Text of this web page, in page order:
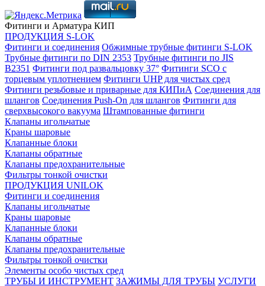
Фитинги и Арматура КИП
ПРОДУКЦИЯ S-LOK
Фитинги и соединения Обжимные трубные фитинги S-LOK
Трубные фитинги по DIN 2353 Трубные фитинги по JIS
B2351 Фитинги под развальцовку 37° Фитинги SCO с
торцевым уплотнением Фитинги UHP для чистых сред
Фитинги резьбовые и приварные для КИПиА Соединения для
шлангов Соединения Push-On для шлангов Фитинги для
сверхвысокого вакуума Штампованные фитинги
Клапаны игольчатые
Краны шаровые
Клапанные блоки
Клапаны обратные
Клапаны предохранительные
Фильтры тонкой очистки
ПРОДУКЦИЯ UNILOK
Фитинги и соединения
Клапаны игольчатые
Краны шаровые
Клапанные блоки
Клапаны обратные
Клапаны предохранительные
Фильтры тонкой очистки
Элементы особо чистых сред
ТРУБЫ И ИНСТРУМЕНТ ЗАЖИМЫ ДЛЯ ТРУБЫ УСЛУГИ